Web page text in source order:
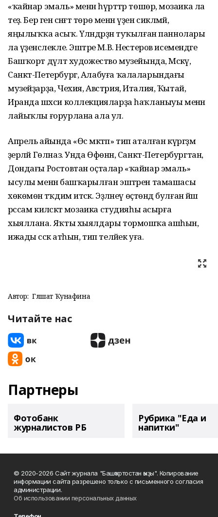
«ҡайнар эмаль» менән һүрәттәр төшөрә, мозаика ла
теҙә. Бер генә сәнғәт төрө менән үҙен сикләмәй,
яңылыҡҡа асыҡ. Үләндәрҙән туҡылған паннолары
ла үҙенсәлекле. Эштәре М.В. Нестеров исемендәге
Башҡорт дәүләт худо­жество музейында, Мәскәү,
Санкт-Петербург, Алабуға ҡалаларындағы
музейҙарҙа, Чехия, Австрия, Италия, Ҡытай,
Иранда шәхси коллекцияларҙа һаҡланыуы менән
лайыҡлы ғорурлана ала ул.
Апрель айында «Өс мәктәп» тип аталған күргәҙмә
әҙерләй Гөлназ. Унда Өфөнән, Санкт-Петербургтан,
Дондағы Ростовтан оҫталар «ҡайнар эмаль»
ысулы менән башҡарылған эштәрен тамашасы
хөкөмөнә тәҡдим итәсәк. Эҙләнеү өҫтөндә булған йәш
рәссам киләсәктә мозаика студияһы асырға
хыяллана. Яҡты хыялдары тормошҡа ашһын,
ижады сәскә атһын, тип теләйек уға.
Автор: Гөлшат Ҡунафина
Читайте нас
Партнеры
Фотобанк
журналистов РБ
Рубрика "Еда и
напитки"
© 2020-2026 Сайт журнала "Башҡортостан ҡыҙы". Копирование
информации сайта разрешено только с письменного согласия
администрации.
Об использовании персональных данных